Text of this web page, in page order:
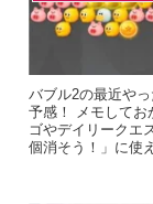
バブル2の最近や
予感！ メモして
ゴやデイリークエ
個消そう！」に使